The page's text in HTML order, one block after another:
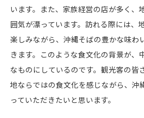
います。また、家族経営の店が多く、
囲気が漂っています。訪れる際には、
楽しみながら、沖縄そばの豊かな味わ
きます。このような食文化の背景が、
なものにしているのです。観光客の皆
地ならではの食文化を感じながら、沖
っていただきたいと思います。